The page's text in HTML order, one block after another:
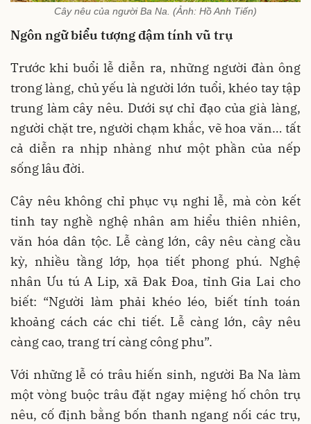
Cây nêu của người Ba Na. (Ảnh: Hồ Anh Tiến)
Ngôn ngữ biểu tượng đậm tính vũ trụ
Trước khi buổi lễ diễn ra, những người đàn ông
trong làng, chủ yếu là người lớn tuổi, khéo tay tập
trung làm cây nêu. Dưới sự chỉ đạo của già làng,
người chặt tre, người chạm khắc, vẽ hoa văn… tất
cả diễn ra nhịp nhàng như một phần của nếp
sống lâu đời.
Cây nêu không chỉ phục vụ nghi lễ, mà còn kết
tinh tay nghề nghệ nhân am hiểu thiên nhiên,
văn hóa dân tộc. Lễ càng lớn, cây nêu càng cầu
kỳ, nhiều tầng lớp, họa tiết phong phú. Nghệ
nhân Ưu tú A Lip, xã Đak Đoa, tỉnh Gia Lai cho
biết: “Người làm phải khéo léo, biết tính toán
khoảng cách các chi tiết. Lễ càng lớn, cây nêu
càng cao, trang trí càng công phu”.
Với những lễ có trâu hiến sinh, người Ba Na làm
một vòng buộc trâu đặt ngay miệng hố chôn trụ
nêu, cố định bằng bốn thanh ngang nối các trụ,